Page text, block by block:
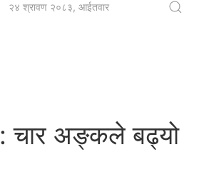
२४ श्रावण २०८३, आईतवार
चार अङ्कले बढ्यो